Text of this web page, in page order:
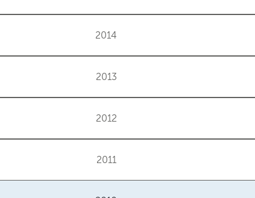
2014
2013
2012
2011